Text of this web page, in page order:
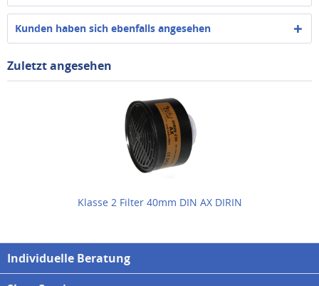
Kunden haben sich ebenfalls angesehen
Zuletzt angesehen
Klasse 2 Filter 40mm DIN AX DIRIN
Individuelle Beratung